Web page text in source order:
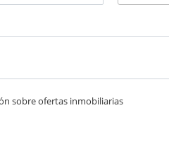
sobre ofertas inmobiliarias